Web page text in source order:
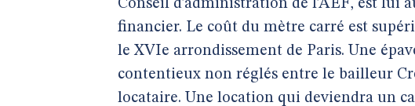
Conseil d’administration de l’AEF, est lui
financier. Le coût du mètre carré est
le XVIe arrondissement de Paris. Une
contentieux non réglés entre le bailleur
locataire. Une location qui deviendra un